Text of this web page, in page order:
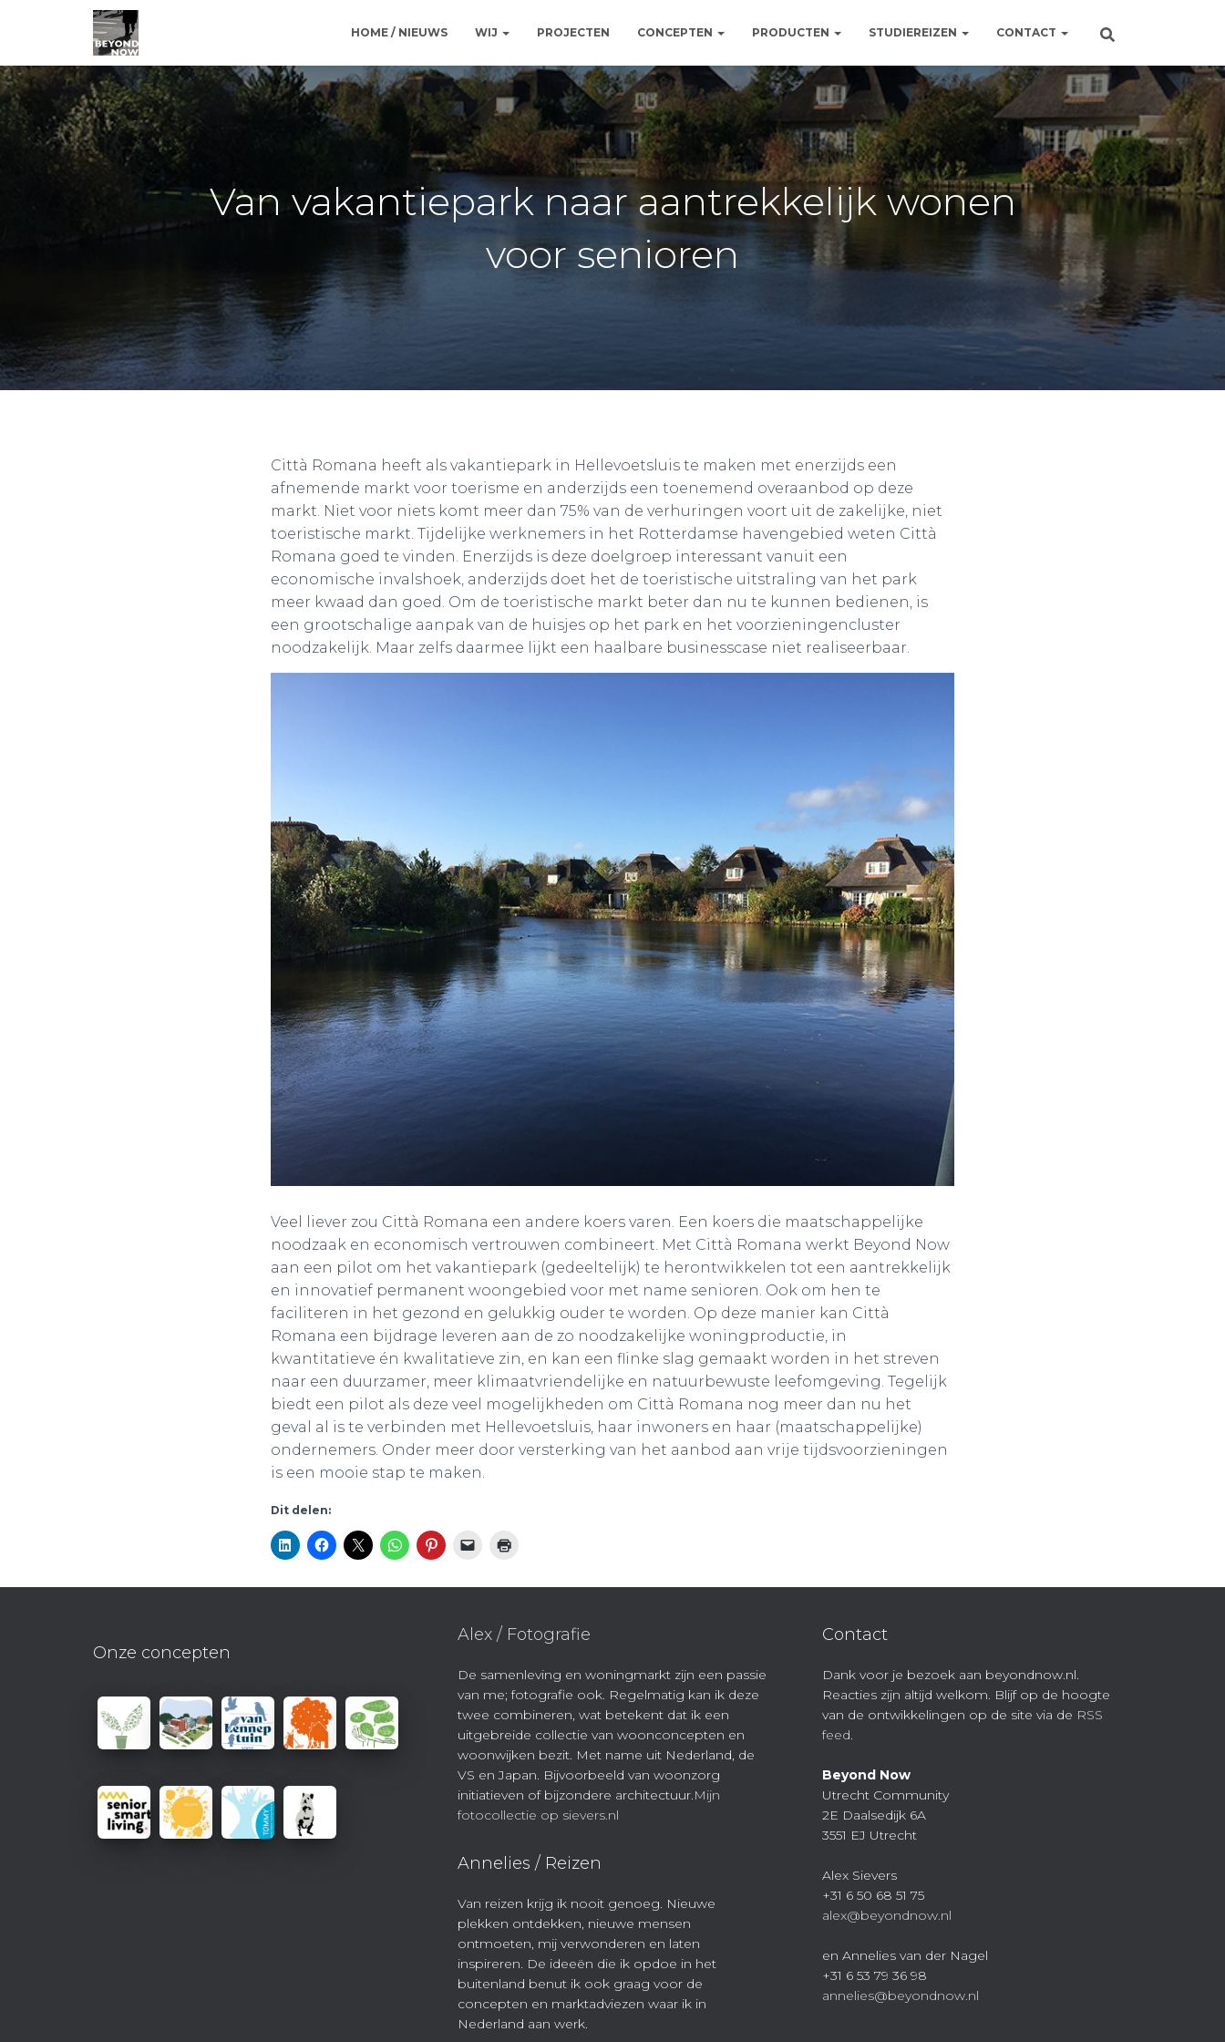
HOME / NIEUWS WIJ PROJECTEN CONCEPTEN PRODUCTEN STUDIEREIZEN CONTACT
Van vakantiepark naar aantrekkelijk wonen
voor senioren
Città Romana heeft als vakantiepark in Hellevoetsluis te maken met enerzijds een
afnemende markt voor toerisme en anderzijds een toenemend overaanbod op deze
markt. Niet voor niets komt meer dan 75% van de verhuringen voort uit de zakelijke, niet
toeristische markt. Tijdelijke werknemers in het Rotterdamse havengebied weten Città
Romana goed te vinden. Enerzijds is deze doelgroep interessant vanuit een
economische invalshoek, anderzijds doet het de toeristische uitstraling van het park
meer kwaad dan goed. Om de toeristische markt beter dan nu te kunnen bedienen, is
een grootschalige aanpak van de huisjes op het park en het voorzieningencluster
noodzakelijk. Maar zelfs daarmee lijkt een haalbare businesscase niet realiseerbaar.
Veel liever zou Città Romana een andere koers varen. Een koers die maatschappelijke
noodzaak en economisch vertrouwen combineert. Met Città Romana werkt Beyond Now
aan een pilot om het vakantiepark (gedeeltelijk) te herontwikkelen tot een aantrekkelijk
en innovatief permanent woongebied voor met name senioren. Ook om hen te
faciliteren in het gezond en gelukkig ouder te worden. Op deze manier kan Città
Romana een bijdrage leveren aan de zo noodzakelijke woningproductie, in
kwantitatieve én kwalitatieve zin, en kan een flinke slag gemaakt worden in het streven
naar een duurzamer, meer klimaatvriendelijke en natuurbewuste leefomgeving. Tegelijk
biedt een pilot als deze veel mogelijkheden om Città Romana nog meer dan nu het
geval al is te verbinden met Hellevoetsluis, haar inwoners en haar (maatschappelijke)
ondernemers. Onder meer door versterking van het aanbod aan vrije tijdsvoorzieningen
is een mooie stap te maken.
Dit delen:
Onze concepten
Alex / Fotografie
De samenleving en woningmarkt zijn een passie
van me; fotografie ook. Regelmatig kan ik deze
twee combineren, wat betekent dat ik een
uitgebreide collectie van woonconcepten en
woonwijken bezit. Met name uit Nederland, de
VS en Japan. Bijvoorbeeld van woonzorg
initiatieven of bijzondere architectuur. Mijn
fotocollectie op sievers.nl
Annelies / Reizen
Van reizen krijg ik nooit genoeg. Nieuwe
plekken ontdekken, nieuwe mensen
ontmoeten, mij verwonderen en laten
inspireren. De ideeën die ik opdoe in het
buitenland benut ik ook graag voor de
concepten en marktadviezen waar ik in
Nederland aan werk.
Contact
Dank voor je bezoek aan beyondnow.nl.
Reacties zijn altijd welkom. Blijf op de hoogte
van de ontwikkelingen op de site via de RSS
feed
Beyond Now
Utrecht Community
2E Daalsedijk 6A
3551 EJ Utrecht
Alex Sievers
+31 6 50 68 51 75
alex@beyondnow.nl
en Annelies van der Nagel
+31 6 53 79 36 98
annelies@beyondnow.nl